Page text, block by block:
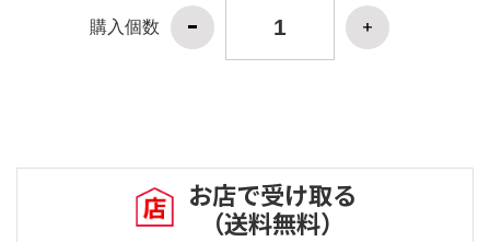
購入個数
お店で受け取る
（送料無料）